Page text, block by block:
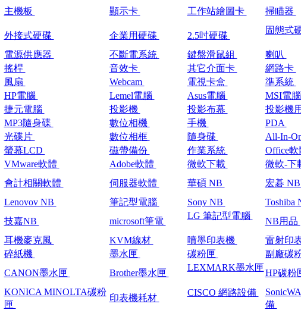
主機板 顯示卡 工作站繪圖卡 掃瞄器
外接式硬碟 企業用硬碟 2.5吋硬碟
固態式
電源供應器 不斷電系統 鍵盤滑鼠組
喇叭
搖桿 音效卡 其它介面卡
網路卡
風扇 Webcam 電視卡盒
準系統
HP電腦 Lemel電腦 Asus電腦
MSI電腦
捷元電腦 投影機 投影布幕
投影機
MP3隨身碟 數位相機 手機
PDA
光碟片 數位相框 隨身碟
All-In-
螢幕LCD 磁帶備份 作業系統
Office軟
VMware軟體 Adobe軟體 微軟下載
微軟-下
會計相關軟體 伺服器軟體 華碩 NB
宏碁 NB
Lenovov NB 筆記型電腦 Sony NB
Toshiba
技嘉NB microsoft筆電
LG 筆記型電腦
NB用品
耳機麥克風 KVM線材 噴墨印表機
雷射印
碎紙機 墨水匣 碳粉匣
副廠碳
CANON墨水匣 Brother墨水匣
LEXMARK墨水匣
HP碳粉
KONICA MINOLTA碳粉
匣
印表機耗材
CISCO 網路設備
備